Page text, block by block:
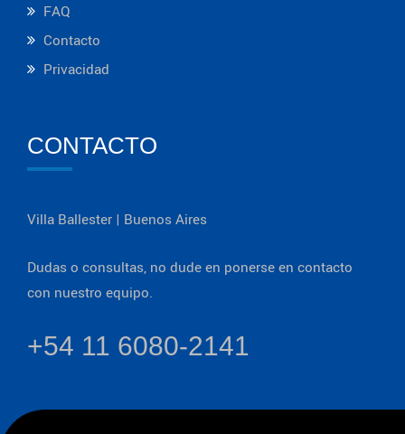
FAQ
Contacto
Privacidad
CONTACTO
Villa Ballester | Buenos Aires
Dudas o consultas, no dude en ponerse en contacto
con nuestro equipo.
+54 11 6080-2141